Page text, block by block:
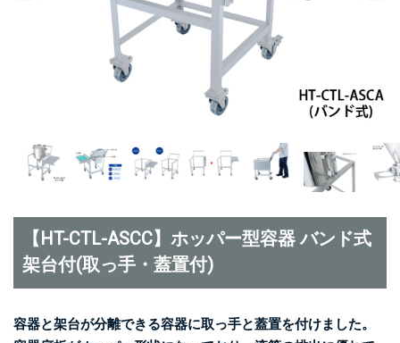
【HT-CTL-ASCC】ホッパー型容器 バンド式
架台付(取っ手・蓋置付)
容器と架台が分離できる容器に取っ手と蓋置を付けました。